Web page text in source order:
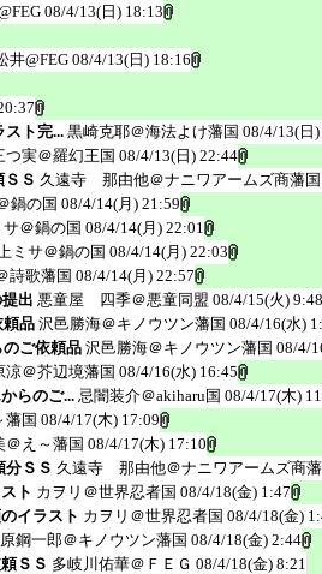
08/4/13(日) 18:13
井@FEG 08/4/13(日) 18:16
ト完... 黒崎克耶＠海法よけ藩国 08/4/13(日)
つ実＠羅幻王国 08/4/13(日) 22:44
Ｓ 久遠寺 那由他＠ナニワアームズ商藩国
鍋の国 08/4/14(月) 21:59
＠鍋の国 08/4/14(月) 22:01
ミサ＠鍋の国 08/4/14(月) 22:03
詩歌藩国 08/4/14(月) 22:57
出 悪童屋 四季＠悪童同盟 08/4/15(火) 9:48
品 沢邑勝海＠キノウツン藩国 08/4/16(水)
ご依頼品 沢邑勝海＠キノウツン藩国 08/4/
涼＠芥辺境藩国 08/4/16(水) 16:45
らのご... 忌闇装介＠akiharu国 08/4/17(木)
藩国 08/4/17(木) 17:09
＠え～藩国 08/4/17(木) 17:10
分ＳＳ 久遠寺 那由他＠ナニワアームズ商藩
ト カヲリ＠世界忍者国 08/4/18(金) 1:47
イラスト カヲリ＠世界忍者国 08/4/18(金)
鋼一郎＠キノウツン藩国 08/4/18(金) 2:44
ＳＳ 多岐川佑華＠ＦＥＧ 08/4/18(金) 8:21